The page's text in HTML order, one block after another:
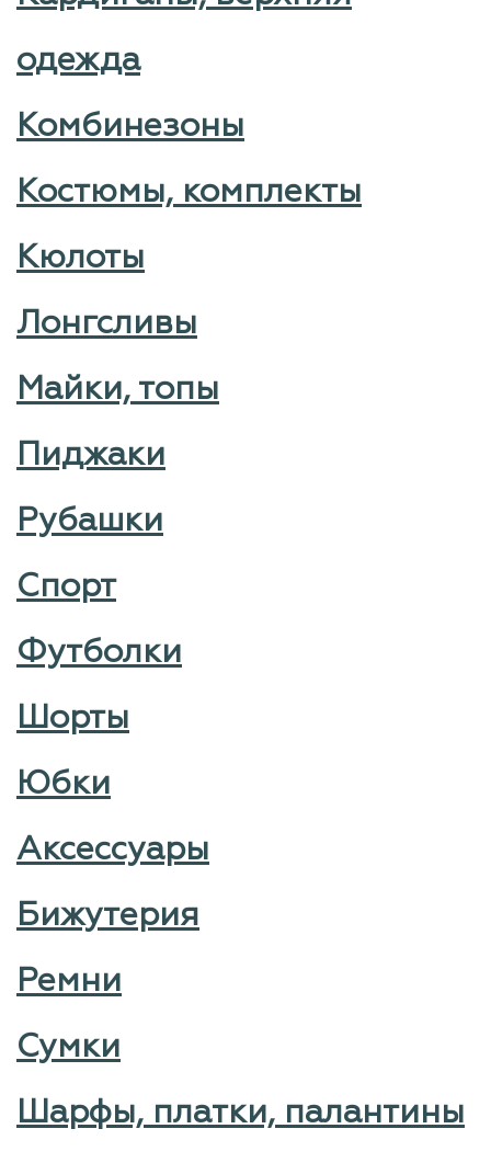
одежда
Комбинезоны
Костюмы, комплекты
Кюлоты
Лонгсливы
Майки, топы
Пиджаки
Рубашки
Спорт
Футболки
Шорты
Юбки
Аксессуары
Бижутерия
Ремни
Сумки
Шарфы, платки, палантины